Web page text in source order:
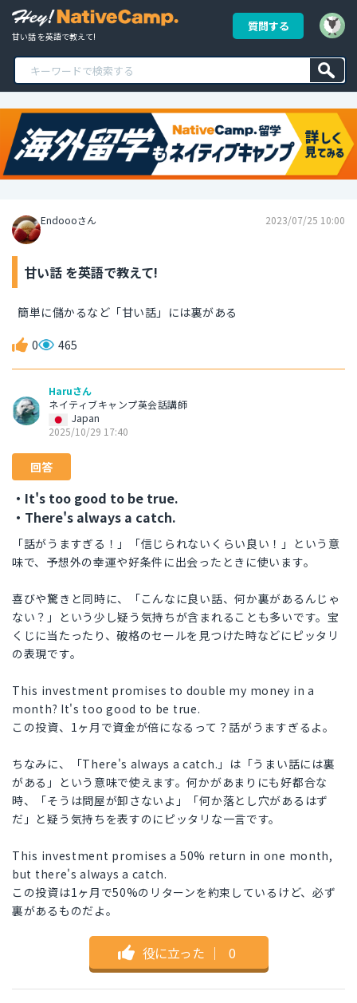
甘い話 を英語で教えて!
質問する
Endoooさん 2023/07/25 10:00
甘い話 を英語で教えて!
簡単に儲かるなど「甘い話」には裏がある
0 465
Haruさん
ネイティブキャンプ英会話講師
Japan
2025/10/29 17:40
回答
・It's too good to be true.
・There's always a catch.
「話がうますぎる！」「信じられないくらい良い！」という意
味で、予想外の幸運や好条件に出会ったときに使います。
喜びや驚きと同時に、「こんなに良い話、何か裏があるんじゃ
ない？」という少し疑う気持ちが含まれることも多いです。宝
くじに当たったり、破格のセールを見つけた時などにピッタリ
の表現です。
This investment promises to double my money in a
month? It's too good to be true.
この投資、1ヶ月で資金が倍になるって？話がうますぎるよ。
ちなみに、「There's always a catch.」は「うまい話には裏
がある」という意味で使えます。何かがあまりにも好都合な
時、「そうは問屋が卸さないよ」「何か落とし穴があるはず
だ」と疑う気持ちを表すのにピッタリな一言です。
This investment promises a 50% return in one month,
but there's always a catch.
この投資は1ヶ月で50%のリターンを約束しているけど、必ず
裏があるものだよ。
役に立った ｜ 0